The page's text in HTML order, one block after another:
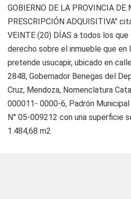
GOBIERNO DE LA PROVINCIA DE
PRESCRIPCIÓN ADQUISITIVA"
VEINTE (20) DÍAS a todos los
derecho sobre el inmueble que en
pretende usucapir, ubicado en
2848, Gobernador Benegas del
Cruz, Mendoza, Nomenclatura
000011- 0000-6, Padrón
N° 05-009212 con una superficie
1.484,68 m2.